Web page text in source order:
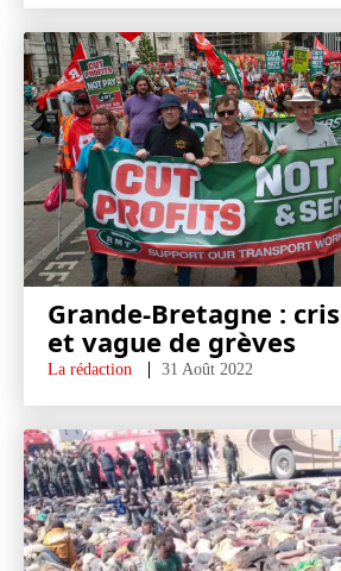
Grande-Bretagne :
et vague de grèves
La rédaction 31 Août 2022